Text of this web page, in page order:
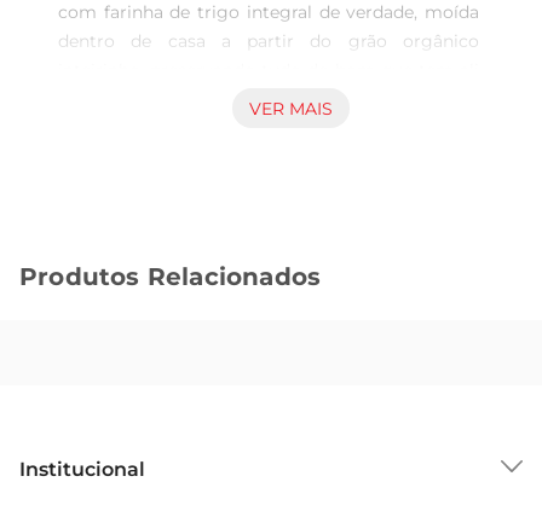
com farinha de trigo integral de verdade, moída
dentro de casa a partir do grão orgânico
Cookies integrais preparado com ingredientes
um biscoito integral e orgânico, privilegiando
mudançacomeça pelo nosso prato. Por isso,
VER MAIS
Produtos Relacionados
Institucional